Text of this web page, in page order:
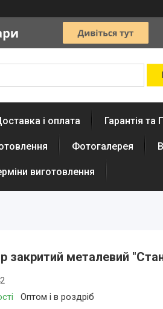
і оплата Гарантія та
Фотогалерея
виготовлення
закритий металевий
Оптом і в роздріб